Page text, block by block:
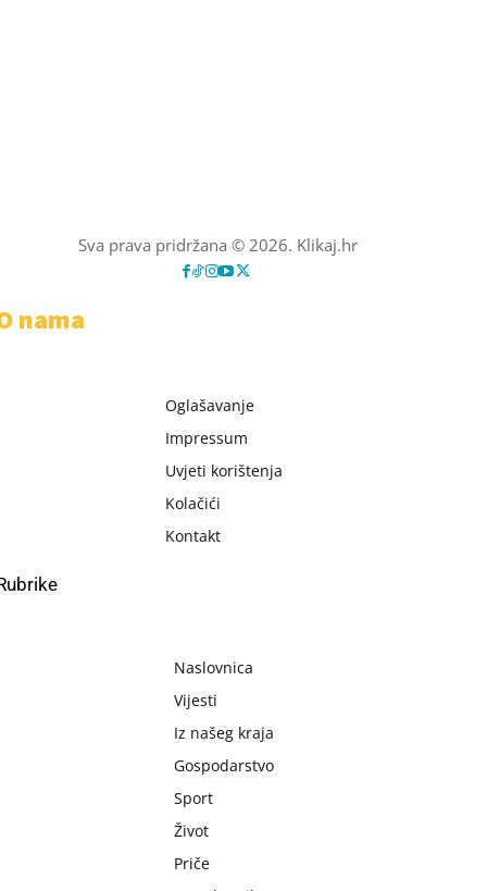
Sva prava pridržana © 2026. Klikaj.hr
nama
Oglašavanje
Impressum
Uvjeti korištenja
Kolačići
Kontakt
Naslovnica
Vijesti
Iz našeg kraja
Gospodarstvo
Sport
Život
Priče